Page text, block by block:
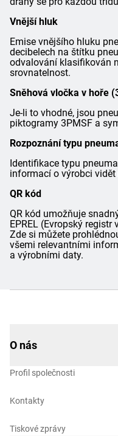
Vnější hluk
Emise vnějšího hluku
decibelech na štítku
odvalování klasifikován
srovnatelnost.
Sněhová vločka v hoře
Je-li to vhodné, jsou
piktogramy 3PMSF a
Rozpoznání typu
Identifikace typu
informací o výrobci
QR kód
QR kód umožňuje
EPREL (Evropský
Zde si můžete
všemi relevantními
a výrobními daty.
O nás
Profil společnosti
Kontakty
Tiskové zprávy